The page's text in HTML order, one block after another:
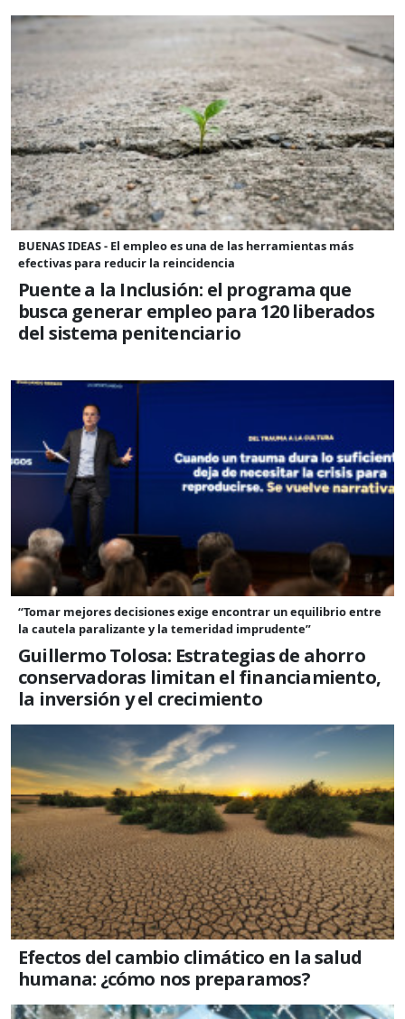
BUENAS IDEAS - El empleo es una de las herramientas más
efectivas para reducir la reincidencia
Puente a la Inclusión: el programa que
busca generar empleo para 120 liberados
del sistema penitenciario
“Tomar mejores decisiones exige encontrar un equilibrio entre
la cautela paralizante y la temeridad imprudente”
Guillermo Tolosa: Estrategias de ahorro
conservadoras limitan el financiamiento,
la inversión y el crecimiento
Efectos del cambio climático en la salud
humana: ¿cómo nos preparamos?